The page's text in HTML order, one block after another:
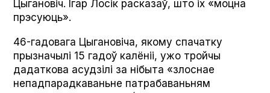
Цыгановіч. Ігар Лосік расказаў, што іх «моцна
прэсуюць».
46-гадовага Цыгановіча, якому спачатку
прызначылі 15 гадоў калёніі, ужо тройчы
дадаткова асудзілі за нібыта «злоснае
непадпарадкаваньне патрабаваньням